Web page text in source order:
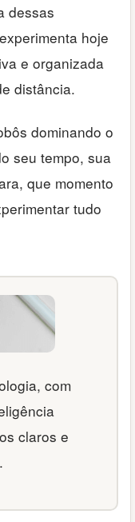
dessas
hoje
e organizada
distância.
dominando o
seu tempo, sua
que momento
tudo
com
claros e